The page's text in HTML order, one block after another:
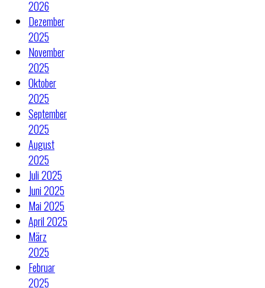
2026
Dezember
2025
November
2025
Oktober
2025
September
2025
August
2025
Juli 2025
Juni 2025
Mai 2025
April 2025
März
2025
Februar
2025